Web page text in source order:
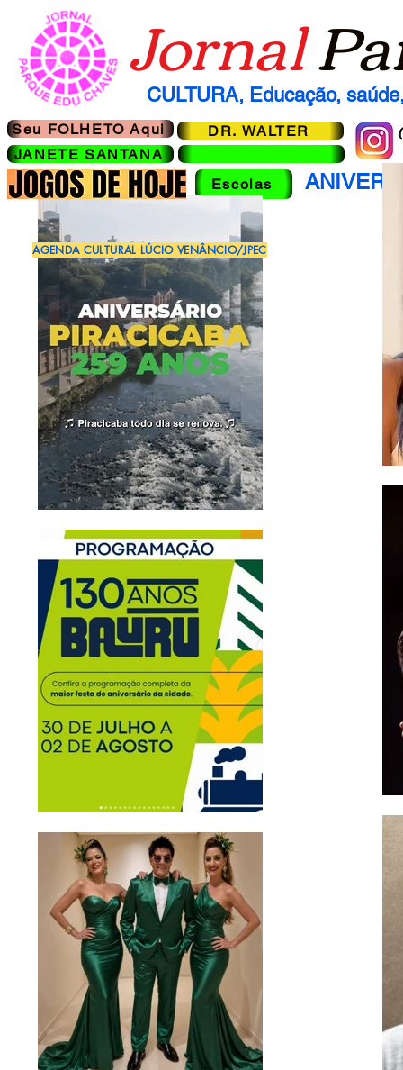
Jornal
CULTURA, Educação,
Seu FOLHETO Aqui
Escolas
AGENDA CULTURAL LÚCIO VENÂNCIO/JPEC
JANETE SANTANA
DR. WALTER